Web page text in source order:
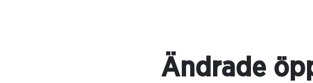
Ändrade